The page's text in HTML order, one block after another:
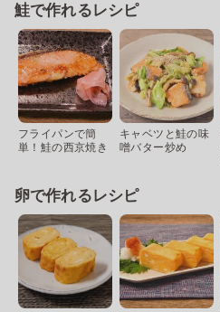
鮭で作れるレシピ
フライパンで簡
単！鮭の西京焼き
キャベツと鮭の味
噌バター炒め
卵で作れるレシピ